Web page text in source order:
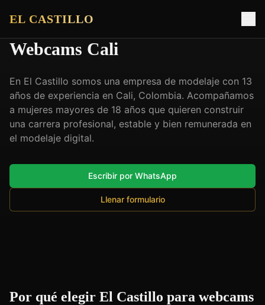
EL CASTILLO
Webcams Cali
En El Castillo somos una empresa de modelaje con 13
años de experiencia en Cali, Colombia. Acompañamos
a mujeres mayores de 18 años que quieren construir
una carrera profesional, estable y bien remunerada en
el modelaje digital.
Escribir por WhatsApp
Llenar formulario
Por qué elegir El Castillo para webcams